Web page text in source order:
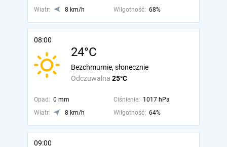
Wiatr: 8 km/h Wilgotność: 68%
08:00
24°C
Odczuwalna 25°C
Bezchmurnie, słonecznie
Opad: 0 mm Ciśnienie: 1017 hPa
Wiatr:
8 km/h Wilgotność: 64%
09:00